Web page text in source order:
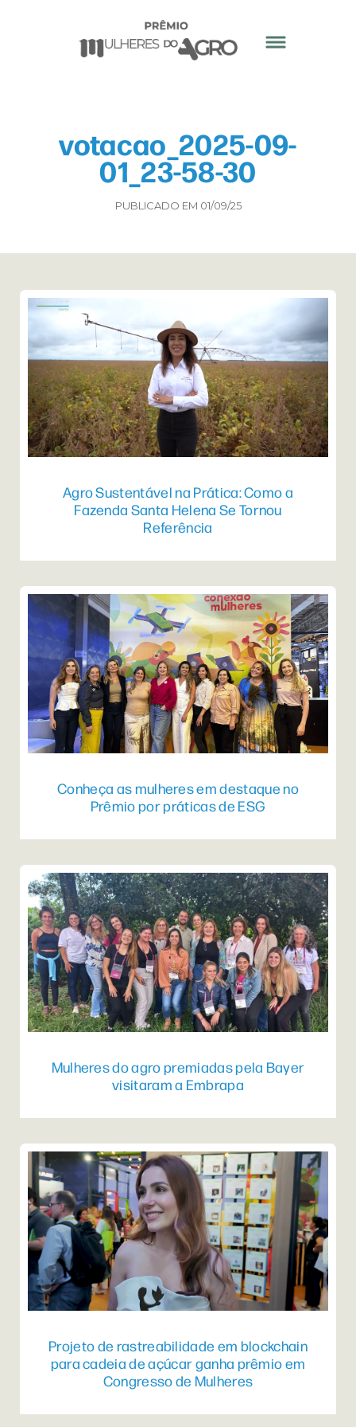
votacao_2025-09-
01_23-58-30
PUBLICADO EM 01/09/25
Agro Sustentável na Prática: Como a
Fazenda Santa Helena Se Tornou
Referência
Conheça as mulheres em destaque no
Prêmio por práticas de ESG
Mulheres do agro premiadas pela Bayer
visitaram a Embrapa
Projeto de rastreabilidade em blockchain
para cadeia de açúcar ganha prêmio em
Congresso de Mulheres